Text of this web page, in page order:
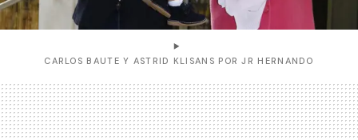
CARLOS BAUTE Y ASTRID KLISANS POR JR HERNANDO